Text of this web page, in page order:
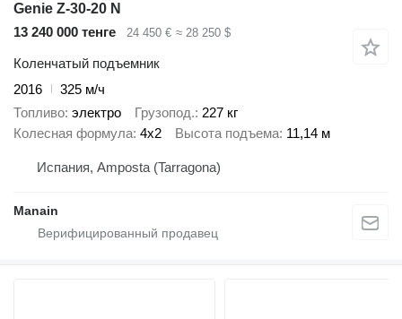
Genie Z-30-20 N
13 240 000 тенге
24 450 € ≈ 28 250 $
Коленчатый подъемник
2016
325 м/ч
Топливо электро Грузопод. 227 кг
Колесная формула 4x2 Высота подъема 11,14 м
Испания, Amposta (Tarragona)
Manain